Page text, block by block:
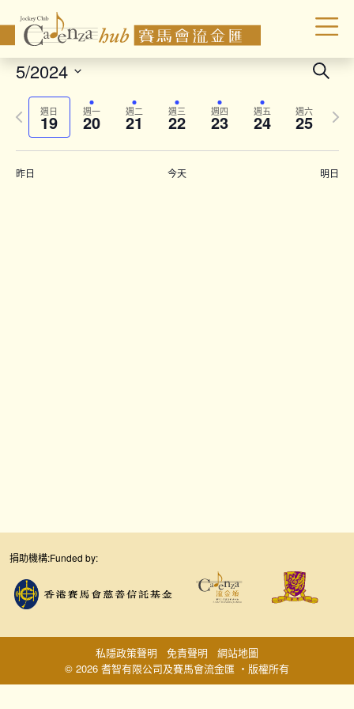
and
Search
5/2024
Select
date.週日
19 週一
20 週二
21 週三
22 週四
23 週五
24 週六
25
Previous
week
Next
昨日 今天 明日
捐助機構:Funded by:
© 2026 耆智有限公司及賽馬會流金匯 ‧版權所有
私隱政策聲明 免責聲明 網站地圖